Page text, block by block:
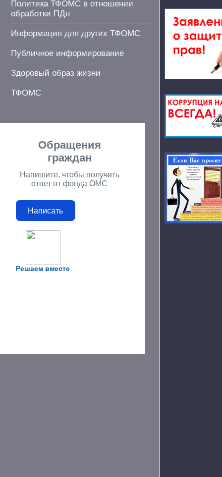
Политика ТФОМС в отношении
обработки ПДн
Информация для других ТФОМС
Публичное информирование
Здоровый образ жизни
ТФОМС
Решаем вместе
Обращения
граждан
Напишите, чтобы получить
ответ от фонда ОМС
Написать